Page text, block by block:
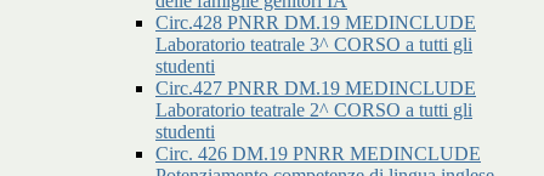
Circ.428 PNRR DM.19 MEDINCLUDE
Laboratorio teatrale 3^ CORSO a tutti gli
studenti
Circ.427 PNRR DM.19 MEDINCLUDE
Laboratorio teatrale 2^ CORSO a tutti gli
studenti
Circ. 426 DM.19 PNRR MEDINCLUDE